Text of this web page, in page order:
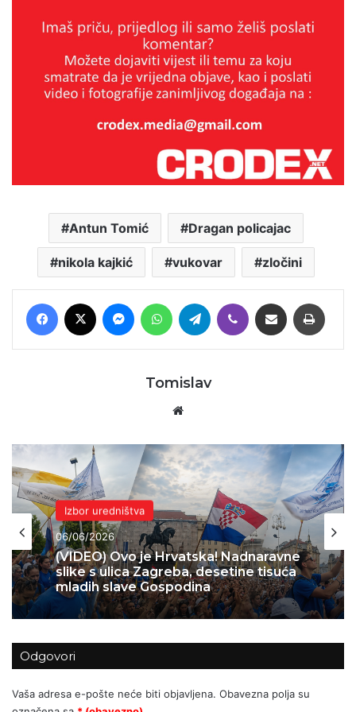
Antun Tomić Dragan policajac
nikola kajkić vukovar zločini
Facebook MessengerWhatsAppTelegram Viber Podijeli putem E-maila
Tomislav
Izbor uredništva
06/06/2026
(VIDEO) Ovo je Hrvatska! Nadnaravne
mladih slave Gospodina
Domovina
04/06/2026
Skok 2 – operacija koja je spasila
Bihać – 1995.
Odgovori
Vaša adresa e-pošte neće biti objavljena. Obavezna polja su